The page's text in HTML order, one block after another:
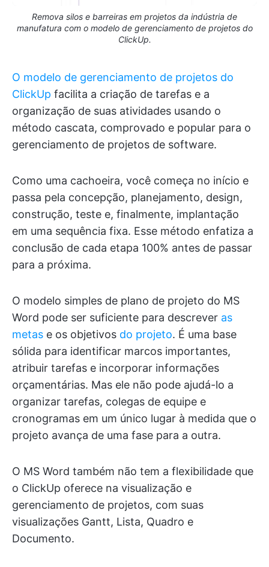
Remova silos e barreiras em projetos da indústria de
manufatura com o modelo de gerenciamento de projetos do
ClickUp.
O modelo de gerenciamento de projetos do
ClickUp facilita a criação de tarefas e a
organização de suas atividades usando o
método cascata, comprovado e popular para o
gerenciamento de projetos de software.
Como uma cachoeira, você começa no início e
passa pela concepção, planejamento, design,
construção, teste e, finalmente, implantação
em uma sequência fixa. Esse método enfatiza a
conclusão de cada etapa 100% antes de passar
para a próxima.
O modelo simples de plano de projeto do MS
Word pode ser suficiente para descrever as
metas e os objetivos do projeto. É uma base
sólida para identificar marcos importantes,
atribuir tarefas e incorporar informações
orçamentárias. Mas ele não pode ajudá-lo a
organizar tarefas, colegas de equipe e
cronogramas em um único lugar à medida que o
projeto avança de uma fase para a outra.
O MS Word também não tem a flexibilidade que
o ClickUp oferece na visualização e
gerenciamento de projetos, com suas
visualizações Gantt, Lista, Quadro e
Documento.